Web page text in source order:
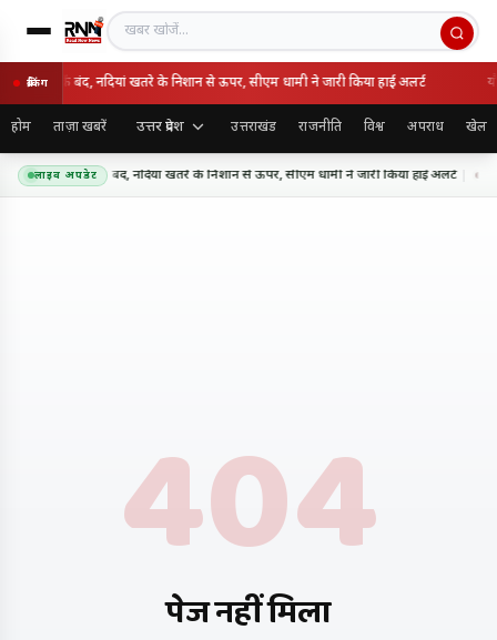
खबर खोजें
ब्रेकिंग
85 सड़कें बंद, नदियां खतरे के निशान से ऊपर, सीएम धामी ने जारी किया हाई अलर्ट
होम ताज़ा खबरें उत्तर प्रदेश उत्तराखंड राजनीति विश्व अपराध खेल
लाइव अपडेट
का कहर: 85 सड़कें बंद, नदियां खतरे के निशान से ऊपर, सीएम धामी ने जारी किया हाई अलर्ट
404
पेज नहीं मिला